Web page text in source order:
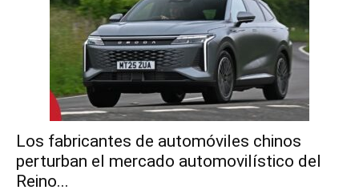
Los fabricantes de automóviles chinos
perturban el mercado automovilístico del
Reino...